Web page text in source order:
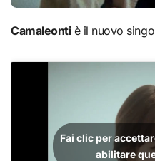
Camaleontiè il nuovo
Fai clic per
abilitare